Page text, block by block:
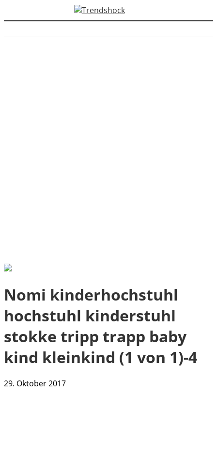
Nomi kinderhochstuhl
hochstuhl kinderstuhl
stokke tripp trapp baby
kind kleinkind (1 von 1)-4
29. Oktober 2017